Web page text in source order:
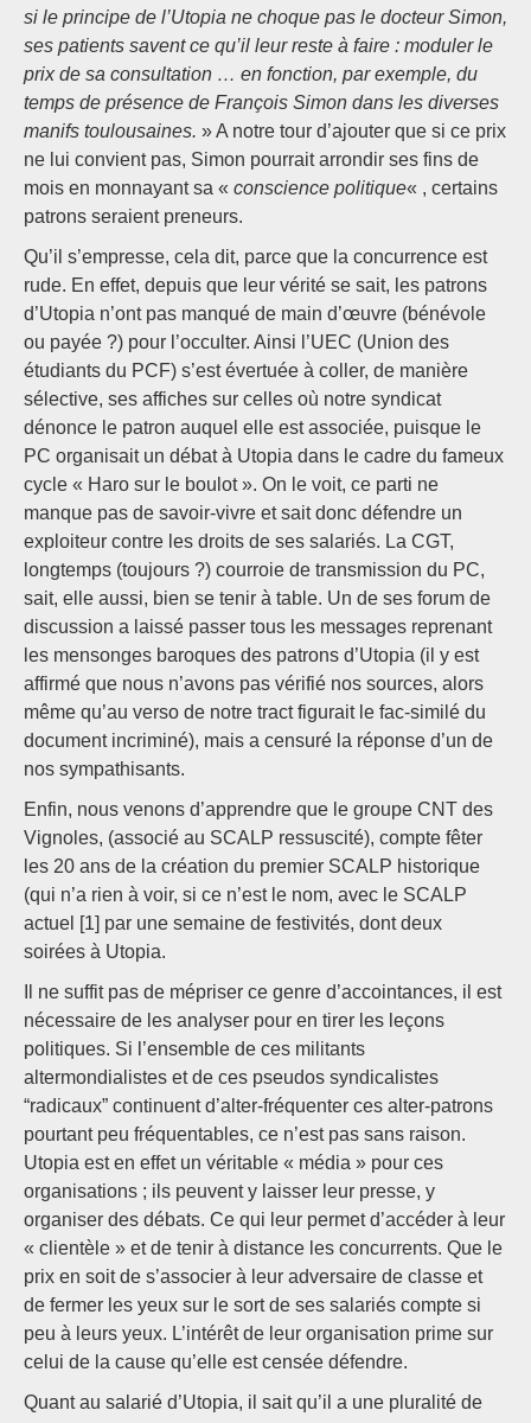
si le principe de l’Utopia ne choque pas le docteur Simon,
ses patients savent ce qu’il leur reste à faire : moduler le
prix de sa consultation … en fonction, par exemple, du
temps de présence de François Simon dans les diverses
manifs toulousaines. » A notre tour d’ajouter que si ce prix
ne lui convient pas, Simon pourrait arrondir ses fins de
mois en monnayant sa « conscience politique« , certains
patrons seraient preneurs.
Qu’il s’empresse, cela dit, parce que la concurrence est
rude. En effet, depuis que leur vérité se sait, les patrons
d’Utopia n’ont pas manqué de main d’œuvre (bénévole
ou payée ?) pour l’occulter. Ainsi l’UEC (Union des
étudiants du PCF) s’est évertuée à coller, de manière
sélective, ses affiches sur celles où notre syndicat
dénonce le patron auquel elle est associée, puisque le
PC organisait un débat à Utopia dans le cadre du fameux
cycle « Haro sur le boulot ». On le voit, ce parti ne
manque pas de savoir-vivre et sait donc défendre un
exploiteur contre les droits de ses salariés. La CGT,
longtemps (toujours ?) courroie de transmission du PC,
sait, elle aussi, bien se tenir à table. Un de ses forum de
discussion a laissé passer tous les messages reprenant
les mensonges baroques des patrons d’Utopia (il y est
affirmé que nous n’avons pas vérifié nos sources, alors
même qu’au verso de notre tract figurait le fac-similé du
document incriminé), mais a censuré la réponse d’un de
nos sympathisants.
Enfin, nous venons d’apprendre que le groupe CNT des
Vignoles, (associé au SCALP ressuscité), compte fêter
les 20 ans de la création du premier SCALP historique
(qui n’a rien à voir, si ce n’est le nom, avec le SCALP
actuel [1] par une semaine de festivités, dont deux
soirées à Utopia.
Il ne suffit pas de mépriser ce genre d’accointances, il est
nécessaire de les analyser pour en tirer les leçons
politiques. Si l’ensemble de ces militants
altermondialistes et de ces pseudos syndicalistes
“radicaux” continuent d’alter-fréquenter ces alter-patrons
pourtant peu fréquentables, ce n’est pas sans raison.
Utopia est en effet un véritable « média » pour ces
organisations ; ils peuvent y laisser leur presse, y
organiser des débats. Ce qui leur permet d’accéder à leur
« clientèle » et de tenir à distance les concurrents. Que le
prix en soit de s’associer à leur adversaire de classe et
de fermer les yeux sur le sort de ses salariés compte si
peu à leurs yeux. L’intérêt de leur organisation prime sur
celui de la cause qu’elle est censée défendre.
Quant au salarié d’Utopia, il sait qu’il a une pluralité de